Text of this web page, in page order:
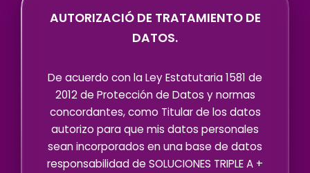
AUTORIZACIÓ DE TRATAMIENTO DE
DATOS.
De acuerdo con la Ley Estatutaria 1581 de
2012 de Protección de Datos y normas
concordantes, como Titular de los datos
autorizo para que mis datos personales
sean incorporados en una base de datos
responsabilidad de SOLUCIONES TRIPLE A +